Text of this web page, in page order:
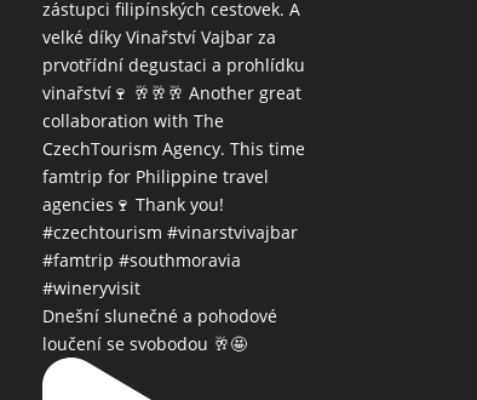
Dnešní slunečné a pohodové
loučení se svobodou 🥂🤩